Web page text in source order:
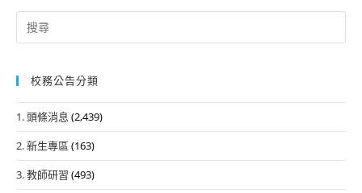
Search
for:
校務公告分類
1. 頭條消息 (2,439)
2. 新生專區 (163)
3. 教師研習 (493)